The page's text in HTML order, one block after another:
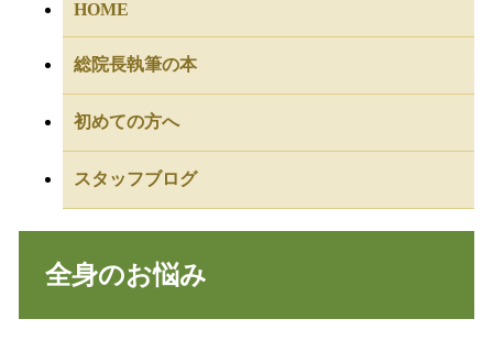
HOME
総院長執筆の本
初めての方へ
スタッフブログ
全身のお悩み